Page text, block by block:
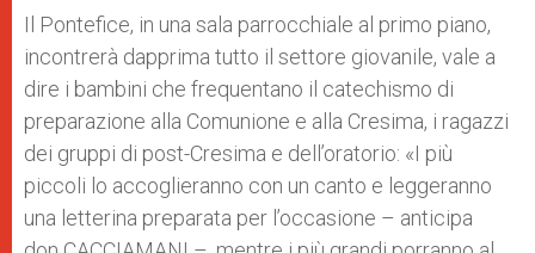
Il Pontefice, in una sala parrocchiale al primo piano,
incontrerà dapprima tutto il settore giovanile, vale a
dire i bambini che frequentano il catechismo di
preparazione alla Comunione e alla Cresima, i ragazzi
dei gruppi di post-Cresima e dell’oratorio: «I più
piccoli lo accoglieranno con un canto e leggeranno
una letterina preparata per l’occasione – anticipa